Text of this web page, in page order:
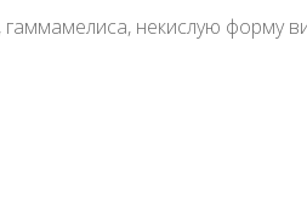
гаммамелиса, некислую форму